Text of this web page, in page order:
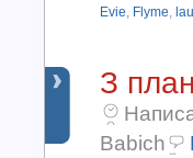
Evie, Flyme,
З
Babich